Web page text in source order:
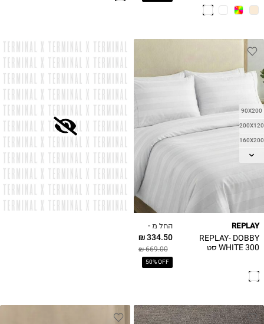
90X200
200X120
160X200
180X200
החל מ -
334.50 ₪
669.00 ₪
50% OFF
REPLAY
REPLAY- DOBBY
WHITE 300 סט